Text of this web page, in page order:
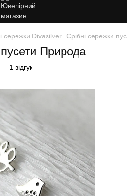
сережки Divasilver Срібні сережки
Природа
1 відгук